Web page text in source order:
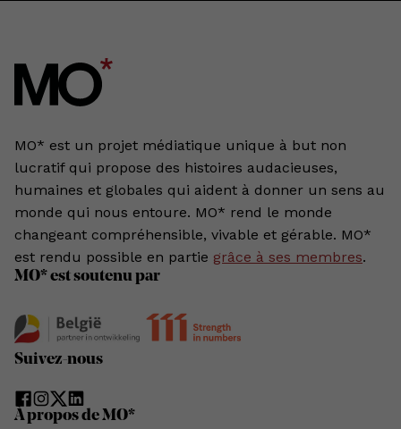
MO* est un projet médiatique unique à but non
lucratif qui propose des histoires audacieuses,
humaines et globales qui aident à donner un sens au
monde qui nous entoure. MO* rend le monde
changeant compréhensible, vivable et gérable. MO*
est rendu possible en partie grâce à ses membres.
MO* est soutenu par
Suivez-nous
À propos de MO*